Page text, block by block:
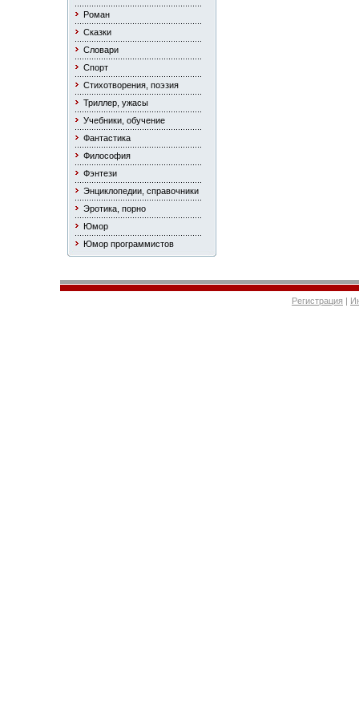
Роман
Сказки
Словари
Спорт
Стихотворения, поэзия
Триллер, ужасы
Учебники, обучение
Фантастика
Философия
Фэнтези
Энциклопедии, справочники
Эротика, порно
Юмор
Юмор программистов
Регистрация |